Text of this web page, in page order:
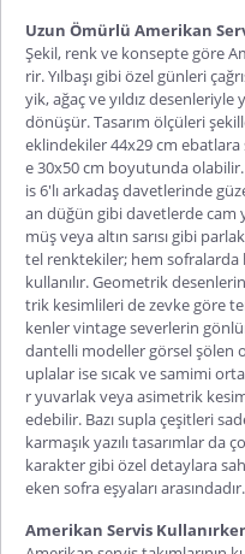
Uzun Ömürlü Amerikan
Şekil, renk ve konsepte göre
rir. Yılbaşı gibi özel günleri
yik, ağaç ve yıldız desenleriyle
dönüşür. Tasarım ölçüleri
eklindekiler 44x29 cm
e 30x50 cm boyutunda
is 6'lıarkadaş davetlerinde
an düğün gibi davetlerde cam
müş veya altın sarısı gibi
tel renktekiler; hem sofralarda
kullanılır. Geometrik
trik kesimlileri de zevke göre
kenler vintage severlerin
dantelli modeller görsel şölen
uplalar ise sıcak ve samimi
r yuvarlak veya asimetrik
edebilir. Bazı supla çeşitleri
karmaşık yazılı tasarımlar
karakter gibi özel detaylara
eken sofra eşyaları arasındadır.
Amerikan Servis